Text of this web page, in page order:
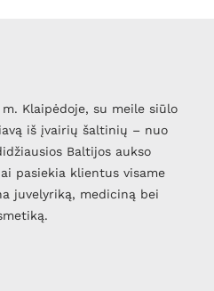
Klaipėdoje, su meile siūlo
iš įvairių šaltinių – nuo
Baltijos aukso
pasiekia klientus visame
juvelyriką, mediciną bei